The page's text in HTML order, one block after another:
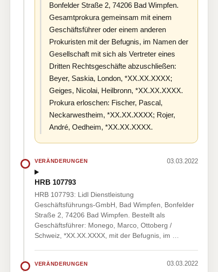
Bonfelder Straße 2, 74206 Bad Wimpfen.
Gesamtprokura gemeinsam mit einem
Geschäftsführer oder einem anderen
Prokuristen mit der Befugnis, im Namen der
Gesellschaft mit sich als Vertreter eines
Dritten Rechtsgeschäfte abzuschließen:
Beyer, Saskia, London, *XX.XX.XXXX;
Geiges, Nicolai, Heilbronn, *XX.XX.XXXX.
Prokura erloschen: Fischer, Pascal,
Neckarwestheim, *XX.XX.XXXX; Rojer,
André, Oedheim, *XX.XX.XXXX.
VERÄNDERUNGEN 03.03.2022
HRB 107793
HRB 107793: Lidl Dienstleistung
Geschäftsführungs-GmbH, Bad Wimpfen, Bonfelder
Straße 2, 74206 Bad Wimpfen. Bestellt als
Geschäftsführer: Monego, Marco, Ottoberg /
Schweiz, *XX.XX.XXXX, mit der Befugnis, im …
VERÄNDERUNGEN 03.03.2022